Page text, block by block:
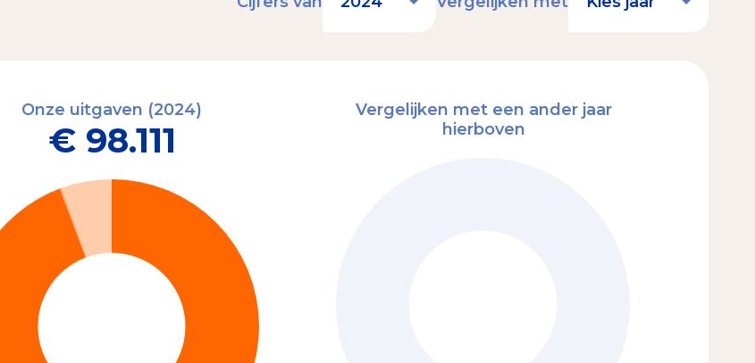
Vergelijken met een ander jaar
hierboven
Onze uitgaven (2024)
€ 98.111